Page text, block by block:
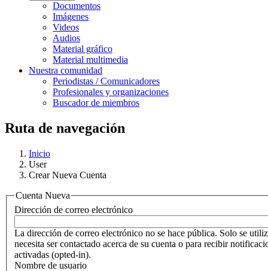
Documentos
Imágenes
Videos
Audios
Material gráfico
Material multimedia
Nuestra comunidad
Periodistas / Comunicadores
Profesionales y organizaciones
Buscador de miembros
Ruta de navegación
Inicio
User
Crear Nueva Cuenta
Cuenta Nueva
Dirección de correo electrónico
La dirección de correo electrónico no se hace pública. Solo se
necesita ser contactado acerca de su cuenta o para recibir
activadas (opted-in).
Nombre de usuario